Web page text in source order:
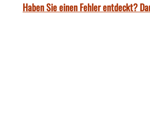
Haben Sie einen Fehler entdeckt?